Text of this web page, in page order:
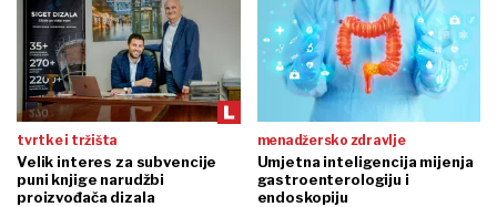
tvrtke i tržišta
Velik interes za subvencije
puni knjige narudžbi
proizvođača dizala
menadžersko zdravlje
Umjetna inteligencija mijenja
gastroenterologiju i
endoskopiju